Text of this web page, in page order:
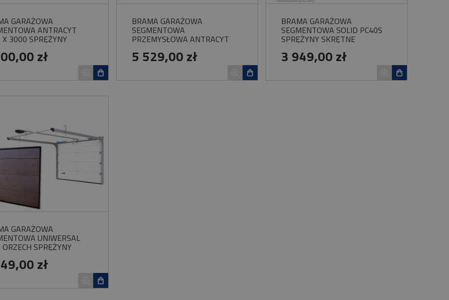
209,00 zł
Do koszyka
GARAŻOWA
ANTRACYT
3000 SPRĘŻYNY
PANEL
zł
BRAMA GARAŻOWA
SEGMENTOWA
PRZEMYSŁOWA ANTRACYT
WOSTER SOLID
5 529,00 zł
BRAMA GARAŻOWA
SEGMENTOWA SOLID PC40S
SPRĘŻYNY SKRĘTNE
3 949,00 zł
GARAŻOWA
UNIWERSAL
ORZECH SPRĘŻYNY
zł